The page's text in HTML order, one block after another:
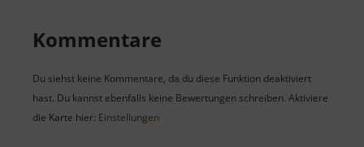
Kommentare
Du siehst keine Kommentare, da du diese Funktion deaktiviert
hast. Du kannst ebenfalls keine Bewertungen schreiben. Aktiviere
die Karte hier: Einstellungen